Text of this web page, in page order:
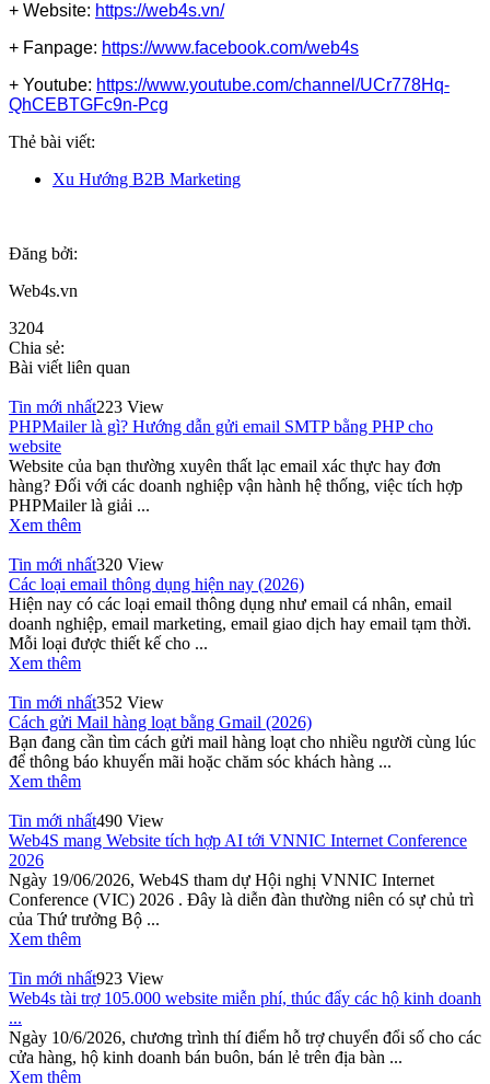
+ Website: https://web4s.vn/
+ Fanpage: https://www.facebook.com/web4s
+ Youtube: https://www.youtube.com/channel/UCr778Hq-
QhCEBTGFc9n-Pcg
Thẻ bài viết:
Xu Hướng B2B Marketing
Đăng bởi:
Web4s.vn
3204
Chia sẻ:
Bài viết liên quan
Tin mới nhất223 View
PHPMailer là gì? Hướng dẫn gửi email SMTP bằng PHP cho
website
Website của bạn thường xuyên thất lạc email xác thực hay đơn
hàng? Đối với các doanh nghiệp vận hành hệ thống, việc tích hợp
PHPMailer là giải ...
Xem thêm
Tin mới nhất320 View
Các loại email thông dụng hiện nay (2026)
Hiện nay có các loại email thông dụng như email cá nhân, email
doanh nghiệp, email marketing, email giao dịch hay email tạm thời.
Mỗi loại được thiết kế cho ...
Xem thêm
Tin mới nhất352 View
Cách gửi Mail hàng loạt bằng Gmail (2026)
Bạn đang cần tìm cách gửi mail hàng loạt cho nhiều người cùng lúc
để thông báo khuyến mãi hoặc chăm sóc khách hàng ...
Xem thêm
Tin mới nhất490 View
Web4S mang Website tích hợp AI tới VNNIC Internet Conference
2026
Ngày 19/06/2026, Web4S tham dự Hội nghị VNNIC Internet
Conference (VIC) 2026 . Đây là diễn đàn thường niên có sự chủ trì
của Thứ trưởng Bộ ...
Xem thêm
Tin mới nhất923 View
Web4s tài trợ 105.000 website miễn phí, thúc đẩy các hộ kinh doanh
...
Ngày 10/6/2026, chương trình thí điểm hỗ trợ chuyển đổi số cho các
cửa hàng, hộ kinh doanh bán buôn, bán lẻ trên địa bàn ...
Xem thêm